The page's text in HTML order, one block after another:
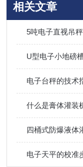
相关文章
5吨电子直视吊
U型电子小地磅
电子台秤的技术
什么是膏体灌装
四桶式防爆液体
电子天平的校准